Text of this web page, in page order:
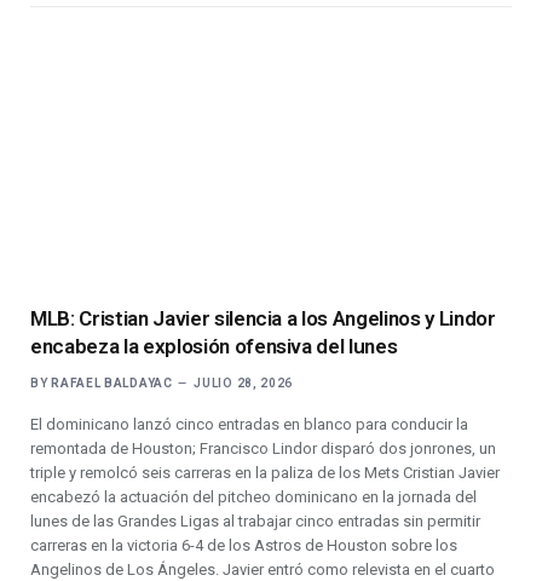
MLB: Cristian Javier silencia a los Angelinos y Lindor
encabeza la explosión ofensiva del lunes
BY RAFAEL BALDAYAC JULIO 28, 2026
El dominicano lanzó cinco entradas en blanco para conducir la
remontada de Houston; Francisco Lindor disparó dos jonrones, un
triple y remolcó seis carreras en la paliza de los Mets Cristian Javier
encabezó la actuación del pitcheo dominicano en la jornada del
lunes de las Grandes Ligas al trabajar cinco entradas sin permitir
carreras en la victoria 6-4 de los Astros de Houston sobre los
Angelinos de Los Ángeles. Javier entró como relevista en el cuarto